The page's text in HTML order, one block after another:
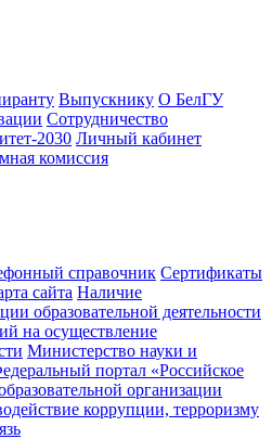
Выпускнику О БелГУ
Сотрудничество
2030 Личный кабинет
комиссия
справочник Сертификаты
сайта Наличие
образовательной деятельности
на осуществление
Министерствo науки и
портал «Российское
организации
коррупции, терроризму